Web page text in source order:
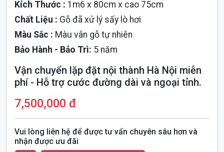
Kích Thước : 1m6 x 80cm x cao 75cm
Chất Liệu : Gỗ đã xử lý sấy lò hơi
Màu Sắc : Màu vân gỗ tự nhiên
Bảo Hành - Bảo Trì: 5 năm
Vận chuyển lặp đặt nội thành Hà Nội miễn
phí - Hỗ trợ cước đường dài và ngoại tỉnh.
7,500,000 đ
Vui lòng liên hệ để được tư vấn chuyên sâu hơn và
nhận được ưu đãi